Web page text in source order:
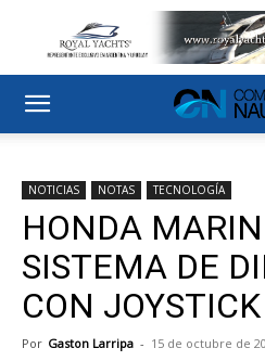
NOTICIAS NOTAS TECNOLOGÍA
HONDA
SISTEMA DE
CON JOYSTICK
Por Gaston Larripa - 15 de octubre de